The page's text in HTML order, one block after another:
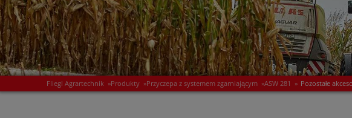
Fliegl Agrartechnik »Produkty »Przyczepa z systemem zgarniającym »ASW 281 » Pozostałe